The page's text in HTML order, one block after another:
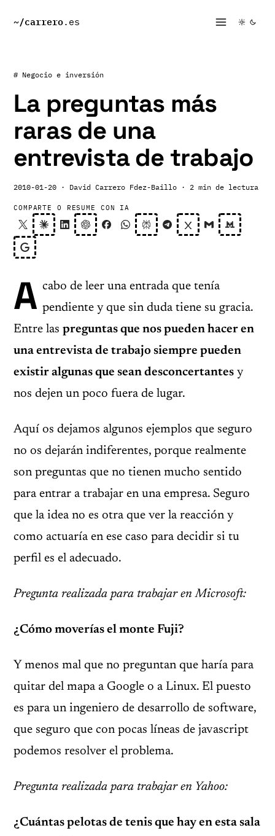
~/carrero.es
# Negocio e inversión
La preguntas más
raras de una
entrevista de trabajo
2010-01-20 · David Carrero Fdez-Baillo · 2 min de lectura
COMPARTE O RESUME CON IA
A cabo de leer una entrada que tenía
pendiente y que sin duda tiene su gracia.
Entre las preguntas que nos pueden hacer en
una entrevista de trabajo siempre pueden
existir algunas que sean desconcertantes y
nos dejen un poco fuera de lugar.
Aquí os dejamos algunos ejemplos que seguro
no os dejarán indiferentes, porque realmente
son preguntas que no tienen mucho sentido
para entrar a trabajar en una empresa. Seguro
que la idea no es otra que ver la reacción y
como actuaría en ese caso para decidir si tu
perfil es el adecuado.
Pregunta realizada para trabajar en Microsoft:
¿Cómo moverías el monte Fuji?
Y menos mal que no preguntan que haría para
quitar del mapa a Google o a Linux. El puesto
es para un ingeniero de desarrollo de software,
que seguro que con pocas líneas de javascript
podemos resolver el problema.
Pregunta realizada para trabajar en Yahoo:
¿Cuántas pelotas de tenis que hay en esta sala